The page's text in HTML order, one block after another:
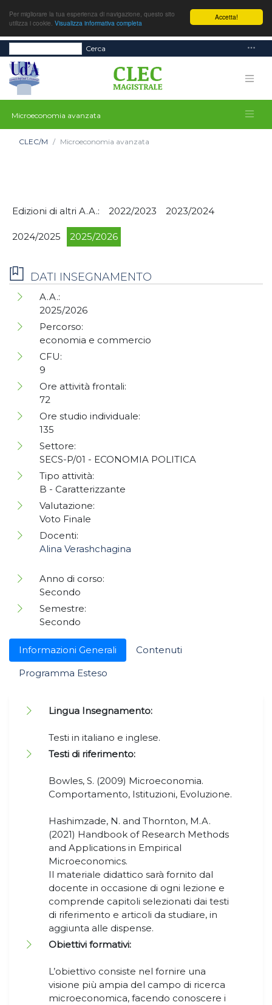
Accetta!
Per migliorare la tua esperienza di navigazione, questo sito
utilizza i cookie. Visualizza informativa completa
Cerca
Microeconomia avanzata
CLEC/M Microeconomia avanzata
Edizioni di altri A.A.: 2022/2023 2023/2024
2024/2025 2025/2026
Informazioni Generali
Contenuti
Programma Esteso
Lingua Insegnamento:
Testi in italiano e inglese.
Testi di riferimento:
Bowles, S. (2009) Microeconomia.
Comportamento, Istituzioni, Evoluzione.
Hashimzade, N. and Thornton, M.A.
(2021) Handbook of Research Methods
and Applications in Empirical
Microeconomics.
Il materiale didattico sarà fornito dal
docente in occasione di ogni lezione e
comprende capitoli selezionati dai testi
di riferimento e articoli da studiare, in
aggiunta alle dispense.
Obiettivi formativi:
L’obiettivo consiste nel fornire una
visione più ampia del campo di ricerca
microeconomica, facendo conoscere i
DATI INSEGNAMENTO
A.A.:
2025/2026
Percorso:
economia e commercio
CFU:
9
Ore attività frontali:
72
Ore studio individuale:
135
Settore:
SECS-P/01 - ECONOMIA POLITICA
Tipo attività:
B - Caratterizzante
Valutazione:
Voto Finale
Docenti:
Alina Verashchagina
Anno di corso:
Secondo
Semestre:
Secondo